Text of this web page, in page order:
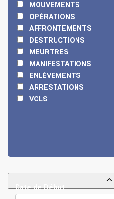
nombre à
des
béninoises
l’une près
de
Point
mort de
réponse,
MOUVEMENTS
OPÉRATIONS
AFFRONTEMENTS
DESTRUCTIONS
MEURTRES
MANIFESTATIONS
ENLÈVEMENTS
ARRESTATIONS
VOLS
Date de Début